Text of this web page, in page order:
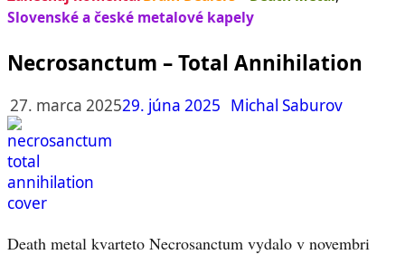
Slovenské a české metalové kapely
Necrosanctum – Total Annihilation
27. marca 202529. júna 2025 Michal Saburov
Death metal kvarteto Necrosanctum vydalo v novembri